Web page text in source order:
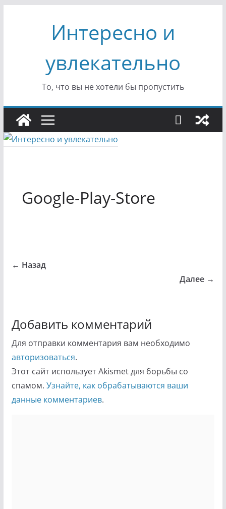
содержимомуИнтересно и
увлекательно
То, что вы не хотели бы пропустить
Google-Play-Store
← Назад
Далее →
Добавить комментарий
Для отправки комментария вам необходимо
авторизоваться.
Этот сайт использует Akismet для борьбы со
спамом. Узнайте, как обрабатываются ваши
данные комментариев.